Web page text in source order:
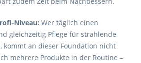
Niveau: Wer täglich einen
gleichzeitig Pflege für strahlende,
kommt an dieser Foundation nicht
mehrere Produkte in der Routine –